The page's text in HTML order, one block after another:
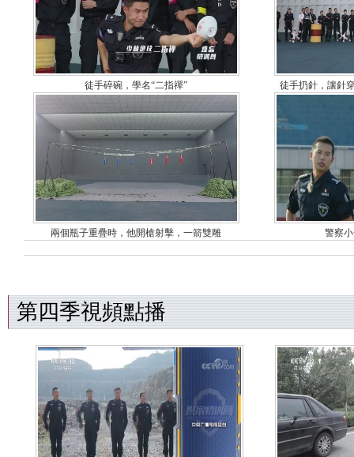
徒手碎碗，學名“二指禪” 徒手扔針，讓針
兩個瓶子重疊時，他開槍射擊，一箭雙雕 警察
第四季視頻點播